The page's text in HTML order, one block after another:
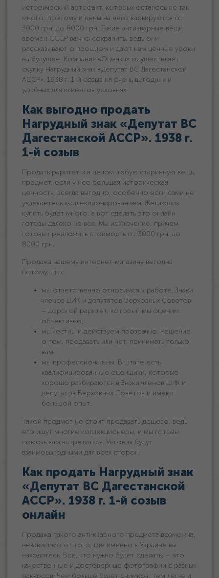
исторический артефакт, которых осталось не так
много, поэтому и цены на него варьируются oт
3000 грн. дo 8000 грн. Такие антикварные вещи
времен СССР важно сохранить, ведь они
рассказывают о прошлом и дают нам ценные уроки
на будущее. Компания «Оценка» осуществляет
скупку Нагрудный знак «Депутат ВС Дагестанской
АССР». 1938 г. 1-й созыв на очень выгодных и
удобных для клиентов условиях.
Как выгодно продать
Нагрудный знак «Депутат ВС
Дагестанской АССР». 1938 г.
1-й созыв
Продать раритет и в целом любую старинную вещь,
предмет, если у нее большая историческая
ценность, всегда выгодно, особенно если сами не
увлекаетесь коллекционированием. Желающих
купить будет много, а вот сделать это онлайн
готовы далеко не все. Мы исключение, причем
готовы предложить стоимость oт 3000 грн. дo
8000 грн.
Продажа нашему интернет-магазину выгодна
потому, что:
мы ответственно относимся к работе. Знаки
членов ЦИК и депутатов Верховных Советов
– дорогой раритет, который мы оценим
объективно;
мы честны и действуем прозрачно. Решение
о том, продавать или нет, принимать только
вам;
мы профессиональны. В штате есть
квалифицированные оценщики, которые
хорошо разбираются в Знаки членов ЦИК и
депутатов Верховных Советов и имеют
большой опыт.
Такой предмет не стоит продавать дешево, ведь
его ищут многие коллекционеры, и мы готовы
помочь вам встретиться. Условия будут
взаимовыгодными для всех сторон.
Как продать Нагрудный знак
«Депутат ВС Дагестанской
АССР». 1938 г. 1-й созыв
онлайн
Продажа такого антикварного предмета возможна,
независимо от того, где именно в Украине вы
находитесь. Все, что нужно будет сделать, – это
качественные и достоверные фотографии с разных
ракурсов. Чем больше будет снимков, тем легче и